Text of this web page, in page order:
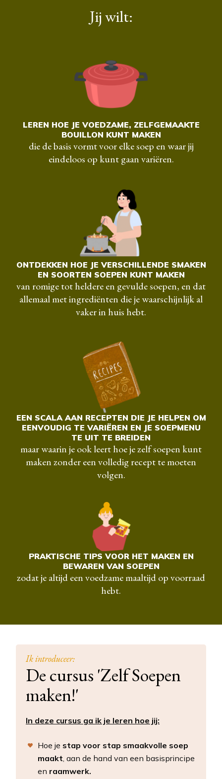
Jij wilt:
LEREN HOE JE VOEDZAME, ZELFGEMAAKTE
BOUILLON KUNT MAKEN
die de basis vormt voor elke soep en waar jij
eindeloos op kunt gaan variëren.
ONTDEKKEN HOE JE VERSCHILLENDE SMAKEN
EN SOORTEN SOEPEN KUNT MAKEN
van romige tot heldere en gevulde soepen, en dat
allemaal met ingrediënten die je waarschijnlijk al
vaker in huis hebt.
EEN SCALA AAN RECEPTEN DIE JE HELPEN OM
EENVOUDIG TE VARIËREN EN JE SOEPMENU
TE UIT TE BREIDEN
maar waarin je ook leert hoe je zelf soepen kunt
maken zonder een volledig recept te moeten
volgen.
PRAKTISCHE TIPS VOOR HET MAKEN EN
BEWAREN VAN SOEPEN
zodat je altijd een voedzame maaltijd op voorraad
hebt.
Ik introduceer:
De cursus 'Zelf Soepen
maken!'
In deze cursus ga ik je leren hoe jij:
Hoe je stap voor stap smaakvolle soep
maakt, aan de hand van een basisprincipe
en raamwerk.